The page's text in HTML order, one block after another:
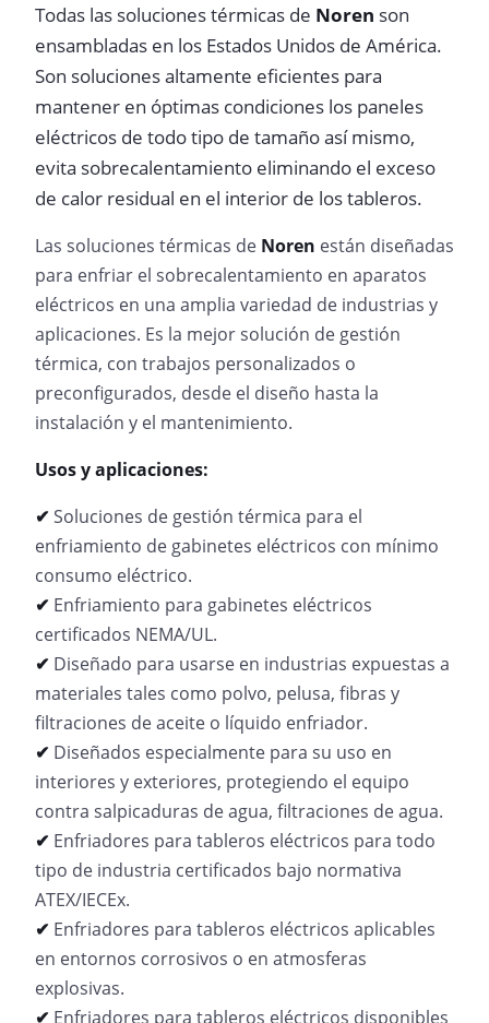
Todas las soluciones térmicas de Noren son
ensambladas en los Estados Unidos de América.
Son soluciones altamente eficientes para
mantener en óptimas condiciones los paneles
eléctricos de todo tipo de tamaño así mismo,
evita sobrecalentamiento eliminando el exceso
de calor residual en el interior de los tableros.
Las soluciones térmicas de Noren están diseñadas
para enfriar el sobrecalentamiento en aparatos
eléctricos en una amplia variedad de industrias y
aplicaciones. Es la mejor solución de gestión
térmica, con trabajos personalizados o
preconfigurados, desde el diseño hasta la
instalación y el mantenimiento.
Usos y aplicaciones:
✔ Soluciones de gestión térmica para el
enfriamiento de gabinetes eléctricos con mínimo
consumo eléctrico.
✔ Enfriamiento para gabinetes eléctricos
certificados NEMA/UL.
✔ Diseñado para usarse en industrias expuestas a
materiales tales como polvo, pelusa, fibras y
filtraciones de aceite o líquido enfriador.
✔ Diseñados especialmente para su uso en
interiores y exteriores, protegiendo el equipo
contra salpicaduras de agua, filtraciones de agua.
✔ Enfriadores para tableros eléctricos para todo
tipo de industria certificados bajo normativa
ATEX/IECEx.
✔ Enfriadores para tableros eléctricos aplicables
en entornos corrosivos o en atmosferas
explosivas.
✔ Enfriadores para tableros eléctricos disponibles